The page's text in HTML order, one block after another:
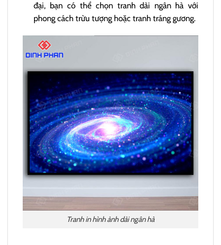
đại, bạn có thể chọn tranh dải ngân hà với
phong cách trừu tượng hoặc tranh tráng gương.
Tranh in hình ảnh dải ngân hà